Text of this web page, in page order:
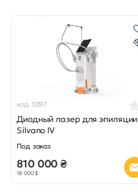
код 3897
Диодный лазер для эпиляции
Silvano IV
Под заказ
810 000 ₴
18 000 $